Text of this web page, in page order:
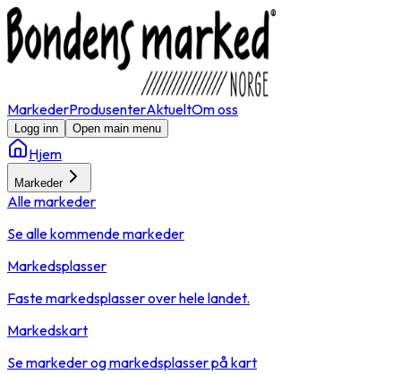
MarkederProdusenterAktueltOm oss
Logg inn Open main menu
Hjem
Markeder
Alle markeder
Se alle kommende markeder
Markedsplasser
Faste markedsplasser over hele landet.
Markedskart
Se markeder og markedsplasser på kart